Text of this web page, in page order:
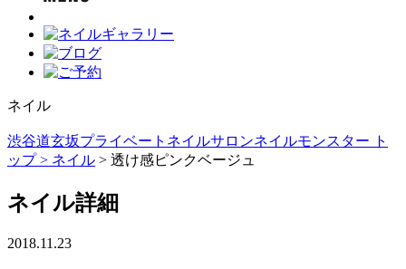
ネイル
渋谷道玄坂プライベートネイルサロンネイルモンスター ト
ップ > ネイル > 透け感ピンクベージュ
ネイル詳細
2018.11.23